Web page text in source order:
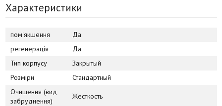
Характеристики
пом'якшення
Да
регенерація
Да
Тип корпусу
Закрытый
Розміри
Стандартный
Очищення (вид
забруднення)
Жесткость